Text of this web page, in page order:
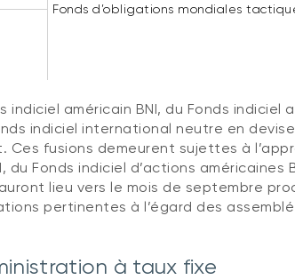
Fonds d’obligations mondiales
américain BNI, du Fonds indiciel
indiciel international neutre en
fusions demeurent sujettes à
Fonds indiciel d’actions américaines
lieu vers le mois de septembre
pertinentes à l’égard des
à taux fixe